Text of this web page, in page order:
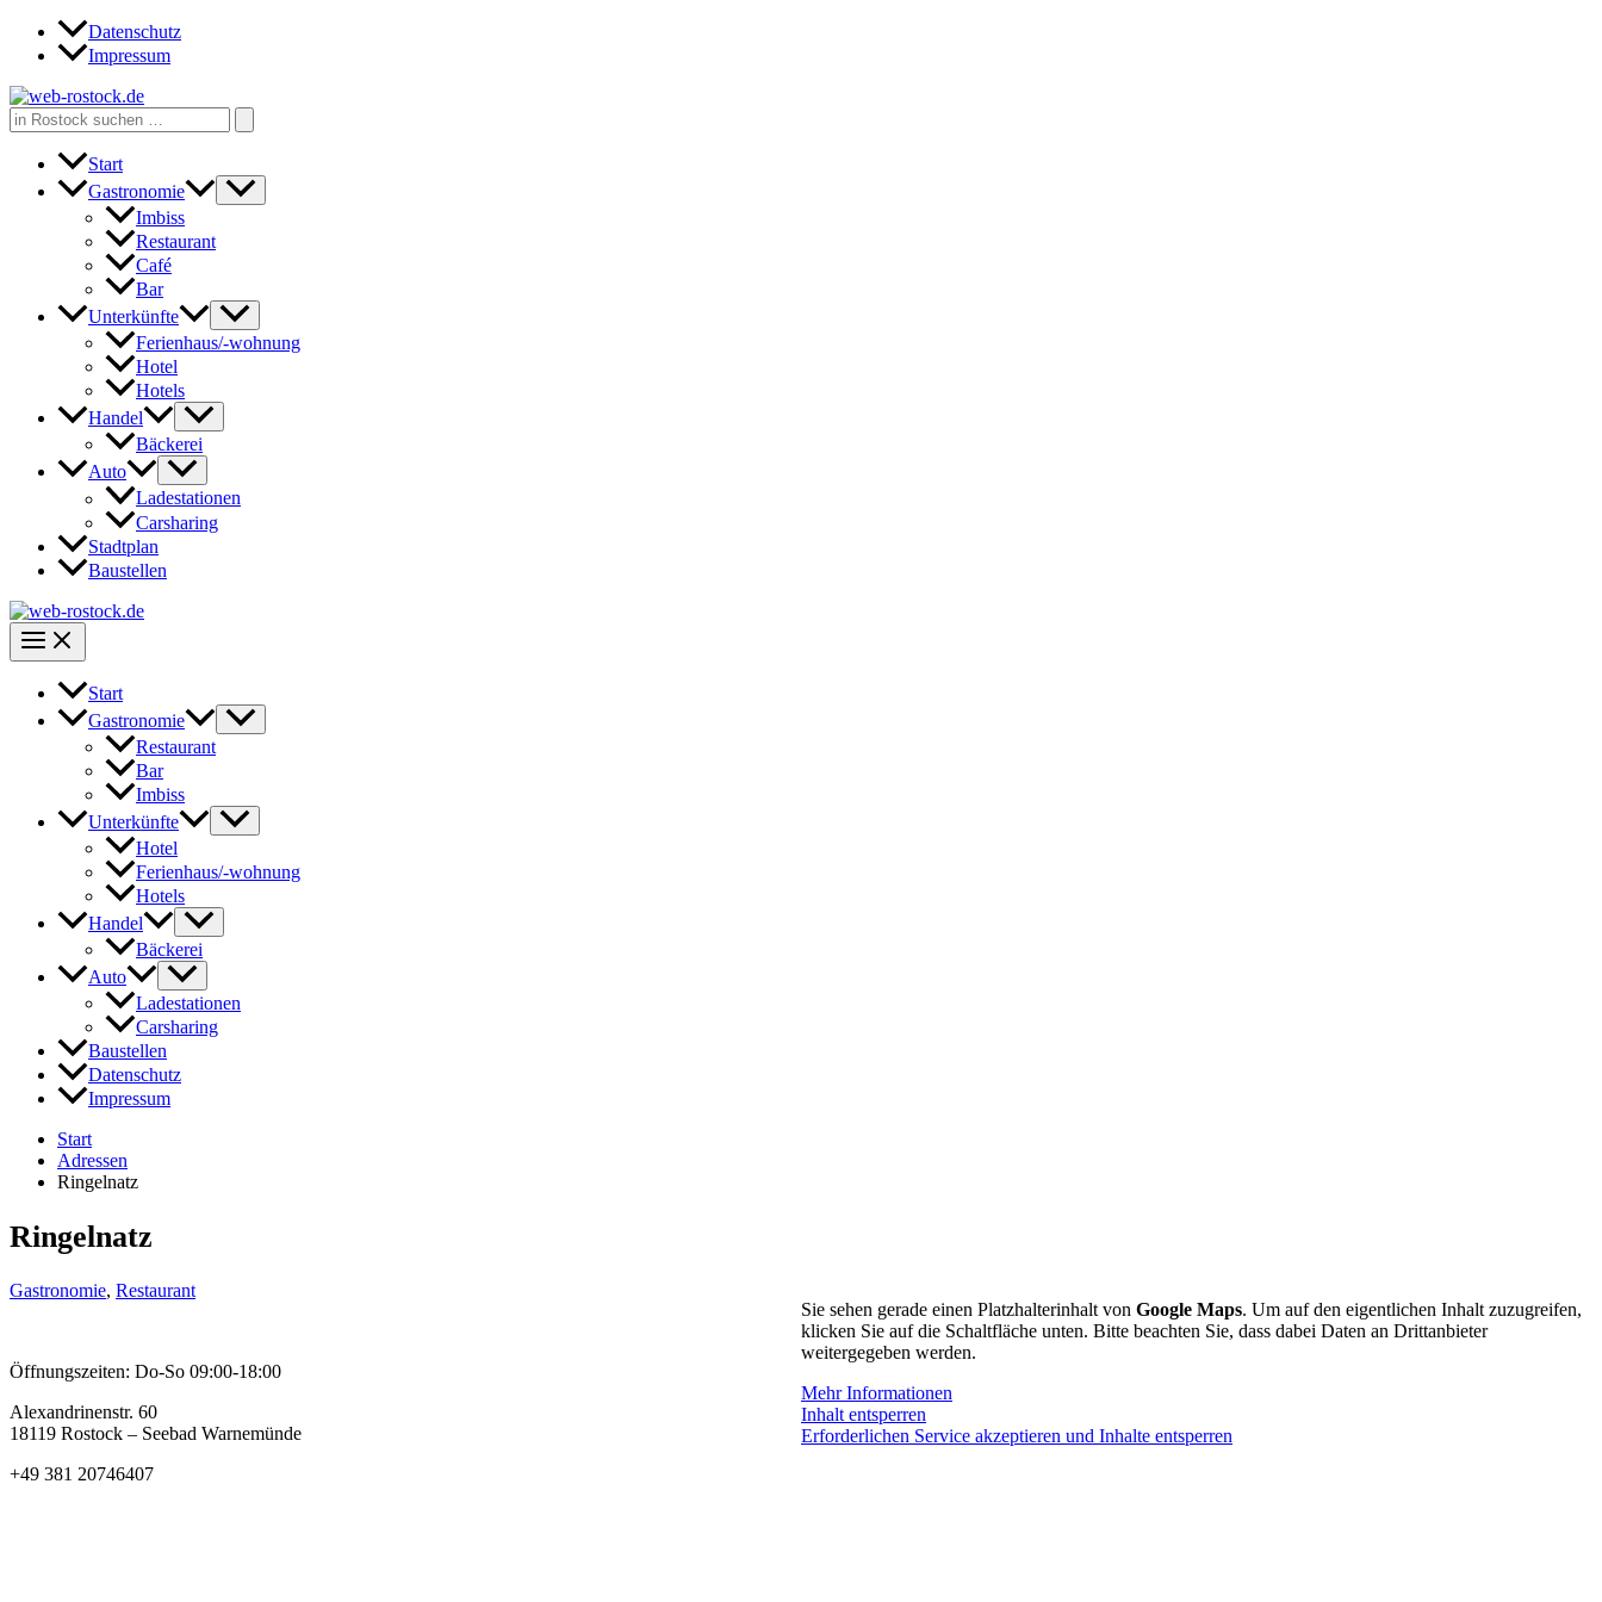
Zum
Inhalt
Datenschutz
Impressum
Search
for:
Start
Gastronomie
Imbiss
Restaurant
Café
Bar
Unterkünfte
Ferienhaus/-wohnung
Hotel
Hotels
Handel
Bäckerei
Auto
Ladestationen
Carsharing
Stadtplan
Baustellen
Start
Gastronomie
Restaurant
Bar
Imbiss
Unterkünfte
Hotel
Ferienhaus/-wohnung
Hotels
Handel
Bäckerei
Auto
Ladestationen
Carsharing
Baustellen
Datenschutz
Impressum
Start
Adressen
Ringelnatz
Ringelnatz
Gastronomie, Restaurant
Öffnungszeiten: Do-So 09:00-18:00
Alexandrinenstr. 60
18119 Rostock – Seebad Warnemünde
+49 381 20746407
Sie sehen gerade einen Platzhalterinhalt von Google Maps. Um auf den eigentlichen Inhalt zuzugreifen,
klicken Sie auf die Schaltfläche unten. Bitte beachten Sie, dass dabei Daten an Drittanbieter
weitergegeben werden.
Mehr Informationen
Inhalt entsperren
Erforderlichen Service akzeptieren und Inhalte entsperren